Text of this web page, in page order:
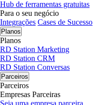
Hub de ferramentas gratuitas
Para o seu negócio
Integrações Cases de Sucesso
Planos
Planos
RD Station Marketing
RD Station CRM
RD Station Conversas
Parceiros
Parceiros
Empresas Parceiras
Seja uma empresa parceira